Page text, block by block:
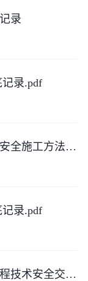
录
录.pdf
房屋屋顶防雷与接地铺设工程安全施工方法和技术交底
录.pdf
变电站接地变消弧线圈安装工程技术安全交底记录